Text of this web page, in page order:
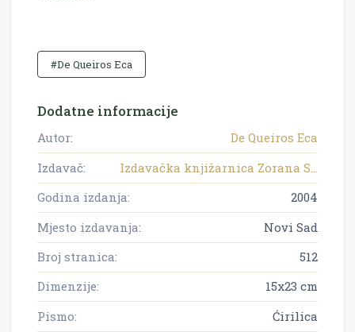
#De Queiros Eca
Dodatne informacije
Autor:
De Queiros Eca
Izdavač:
Izdavačka knjižarnica Zorana S...
Godina izdanja:
2004
Mjesto izdavanja:
Novi Sad
Broj stranica:
512
Dimenzije:
15x23 cm
Pismo:
Ćirilica